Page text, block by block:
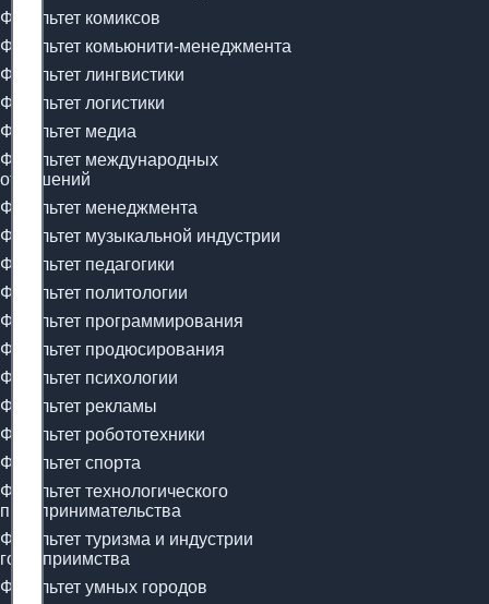
Факультет комиксов
Факультет комьюнити-менеджмента
Факультет лингвистики
Факультет логистики
Факультет медиа
Факультет международных
отношений
Факультет менеджмента
Факультет музыкальной индустрии
Факультет педагогики
Факультет политологии
Факультет программирования
Факультет продюсирования
Факультет психологии
Факультет рекламы
Факультет робототехники
Факультет спорта
Факультет технологического
предпринимательства
Факультет туризма и индустрии
гостеприимства
Факультет умных городов